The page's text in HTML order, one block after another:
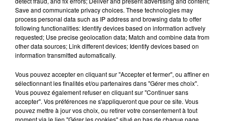
23 juillet 2026
INCENDIE MORTEL À LENS : UNE FEMME ET
Save and communicate privacy choices. These technologies may
process personal data such as IP address and browsing data to offer
following functionalities: Identify devices based on information actively
requested; Use precise geolocation data; Match and combine data from
other data sources; Link different devices; Identify devices based on
information transmitted automatically.
Vous pouvez accepter en cliquant sur "Accepter et fermer", ou affiner en
sélectionnant les finalités et/ou partenaires dans "Gérer mes choix".
Vous pouvez également refuser en cliquant sur "Continuer sans
accepter". Vos préférences ne s'appliqueront que pour ce site. Vous
pouvez mettre à jour vos choix, ou retirer votre consentement à tout
moment via le lien "Gérer les cookies" situé en bas de chaque page.